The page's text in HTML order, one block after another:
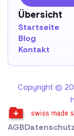
Übersicht
Startseite
Blog
Kontakt
Copyright ©
AGB